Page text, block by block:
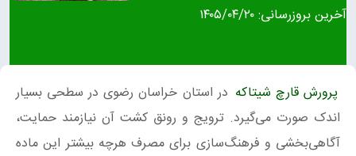
آخرین بروزرسانی:۱۴۰۵/۰۴/۲۰
پرورش قارچ شیتاکه در استان خراسان رضوی در سطحی بسیار
اندک صورت می‌گیرد. ترویج و رونق کشت آن نیازمند حمایت،
آگاهی‌بخشی و فرهنگ‌سازی برای مصرف هرچه بیشتر این ماده